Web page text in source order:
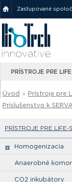
Zastupované
PRÍSTROJE PRE
Úvod » Prístroje pre
Príslušenstvo k
PRÍSTROJE PRE LIFE-
Homogenizacia
Anaerobné
CO2 inkubátory